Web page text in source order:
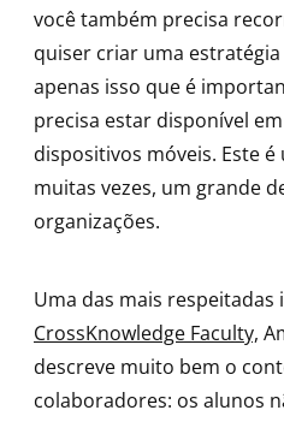
você também precisa
quiser criar uma estratégia
apenas isso que é
precisa estar disponível
dispositivos móveis. Este
muitas vezes, um grande
organizações.
Uma das mais respeitadas
CrossKnowledge Faculty,
descreve muito bem o
colaboradores: os alunos